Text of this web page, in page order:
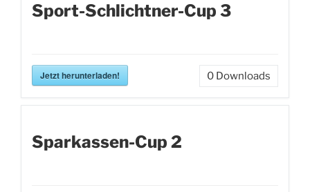
Sport-Schlichtner-Cup 3
Jetzt herunterladen! 0 Downloads
Sparkassen-Cup 2